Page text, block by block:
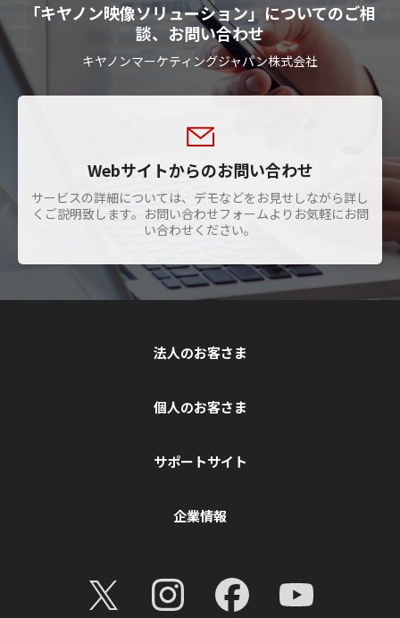
「キヤノン映像ソリューション」についてのご相
談、お問い合わせ
キヤノンマーケティングジャパン株式会社
Webサイトからのお問い合わせ
サービスの詳細については、デモなどをお見せしながら詳し
くご説明致します。お問い合わせフォームよりお気軽にお問
い合わせください。
法人のお客さま
個人のお客さま
サポートサイト
企業情報